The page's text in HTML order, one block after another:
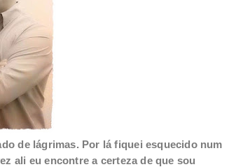
de lágrimas. Por lá fiquei esquecido num
ali eu encontre a certeza de que sou